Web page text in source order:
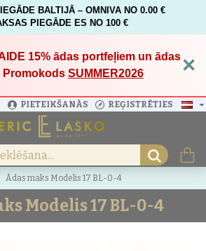
BALTIJĀ – OMNIVA NO 0.00 €
PIEGĀDE ES NO 100 €
15%ādas portfeļiem un ādas
Promokods SUMMER2026 ×
PIETEIKŠANĀS REĢISTRĒTIES
Ādas maks Modelis 17 BL-0-4
Modelis 17 BL-0-4